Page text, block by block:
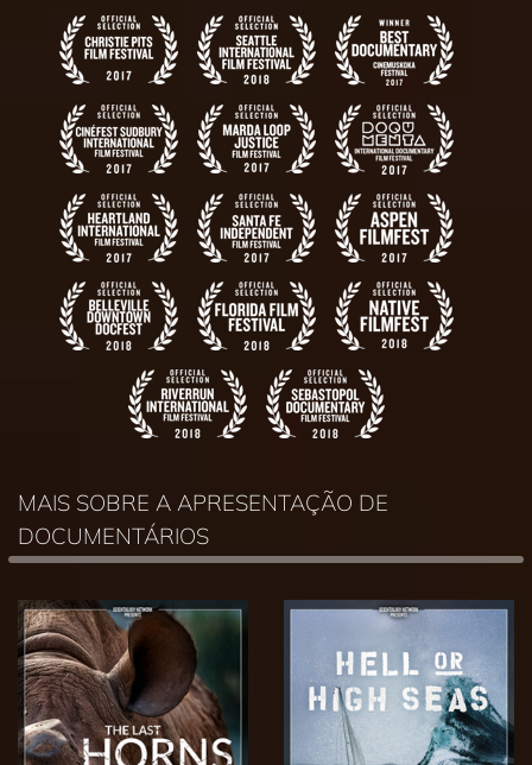
MAIS SOBRE A APRESENTAÇÃO DE
DOCUMENTÁRIOS